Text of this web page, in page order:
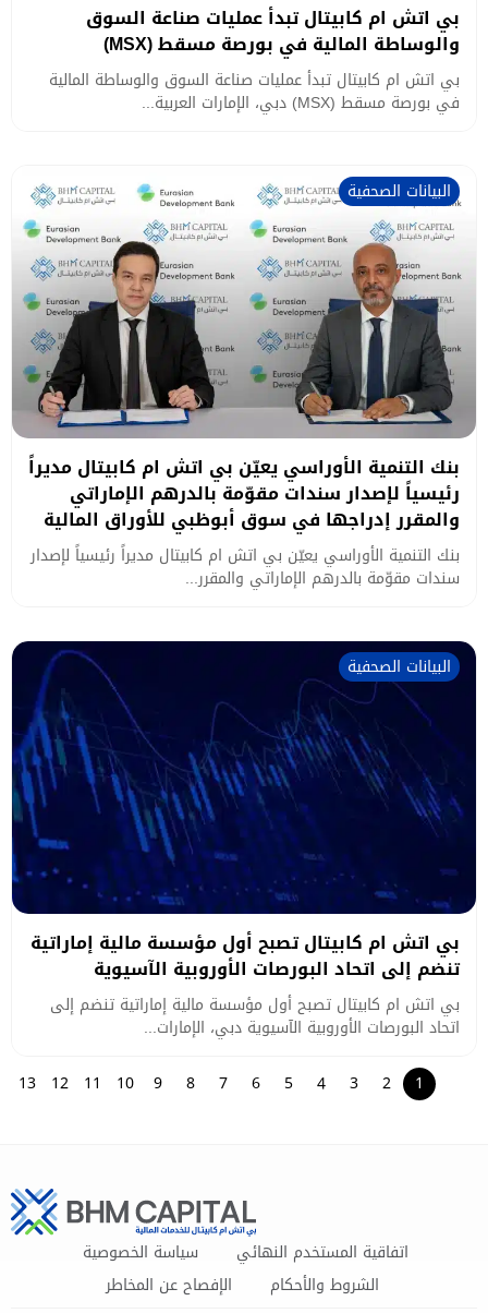
بي اتش ام كابيتال تبدأ عمليات صناعة السوق
والوساطة المالية في بورصة مسقط (MSX)
بي اتش ام كابيتال تبدأ عمليات صناعة السوق والوساطة المالية
في بورصة مسقط (MSX) دبي، الإمارات العربية...
البيانات الصحفية
بنك التنمية الأوراسي يعيّن بي اتش ام كابيتال مديراً
رئيسياً لإصدار سندات مقوّمة بالدرهم الإماراتي
والمقرر إدراجها في سوق أبوظبي للأوراق المالية
بنك التنمية الأوراسي يعيّن بي اتش ام كابيتال مديراً رئيسياً لإصدار
سندات مقوّمة بالدرهم الإماراتي والمقرر...
البيانات الصحفية
بي اتش ام كابيتال تصبح أول مؤسسة مالية إماراتية
تنضم إلى اتحاد البورصات الأوروبية الآسيوية
بي اتش ام كابيتال تصبح أول مؤسسة مالية إماراتية تنضم إلى
اتحاد البورصات الأوروبية الآسيوية دبي، الإمارات...
1
2
3
4
5
6
7
8
9
10
11
12
13
اتفاقية المستخدم النهائي
سياسة الخصوصية
الشروط والأحكام
الإفصاح عن المخاطر